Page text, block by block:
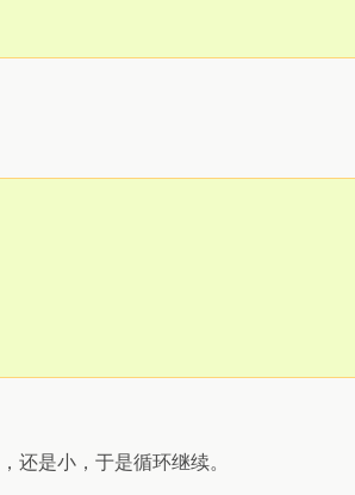
还是小，于是循环继续。